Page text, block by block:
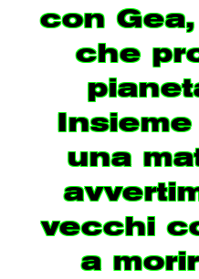
con
che
una
vecchi
a